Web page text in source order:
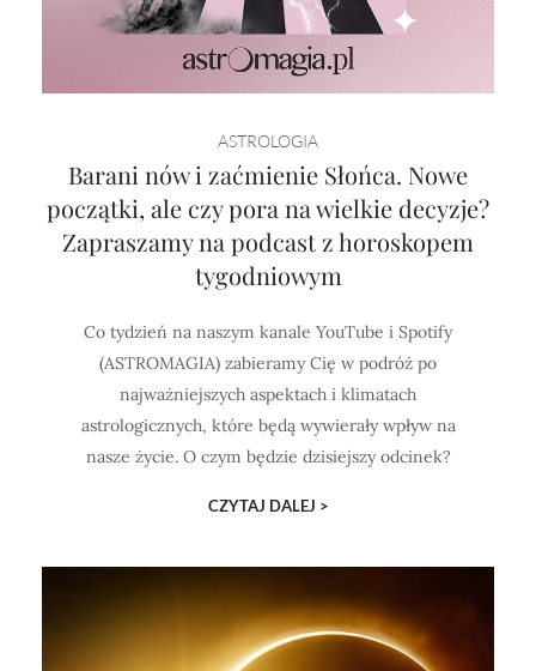
ASTROLOGIA
Barani nów i zaćmienie Słońca. Nowe
początki, ale czy pora na wielkie decyzje?
Zapraszamy na podcast z horoskopem
tygodniowym
Co tydzień na naszym kanale YouTube i Spotify
(ASTROMAGIA) zabieramy Cię w podróż po
najważniejszych aspektach i klimatach
astrologicznych, które będą wywierały wpływ na
nasze życie. O czym będzie dzisiejszy odcinek?
CZYTAJ DALEJ >